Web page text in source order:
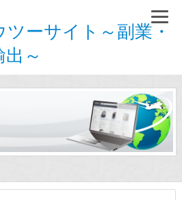
ーサイト～副業・
～